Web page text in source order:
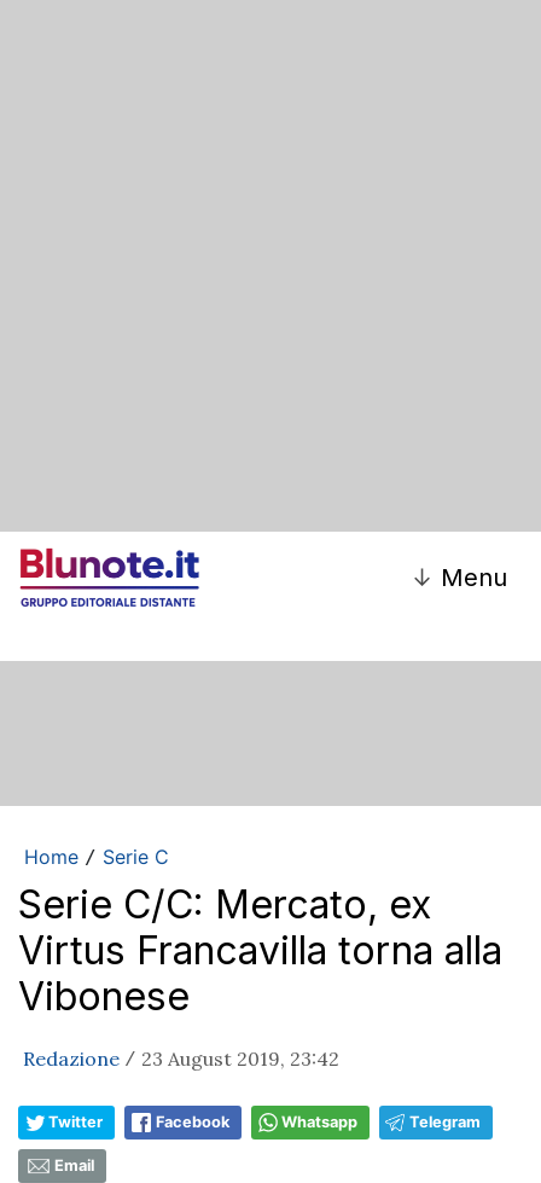
↓ Menu
Home / Serie C
Serie C/C: Mercato, ex
Virtus Francavilla torna alla
Vibonese
Redazione / 23 August 2019, 23:42
Twitter Facebook Whatsapp Telegram
Email